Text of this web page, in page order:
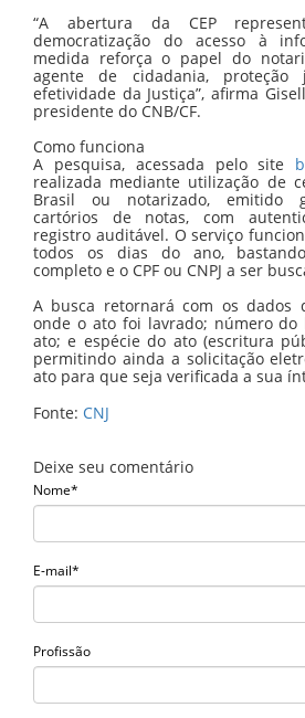
“A abertura da CEP
democratização do acesso à
medida reforça o papel do
agente de cidadania,
efetividade da Justiça”, afirma
presidente do CNB/CF.
Como funciona
A pesquisa, acessada pelo site
realizada mediante utilização de
Brasil ou notarizado, emitido
cartórios de notas, com
registro auditável. O serviço
todos os dias do ano,
completo e o CPF ou CNPJ a ser
A busca retornará com os dados
onde o ato foi lavrado; número
ato; e espécie do ato (escritura
permitindo ainda a solicitação
ato para que seja verificada a sua
Fonte: CNJ
Deixe seu comentário
Nome*
E-mail*
Profissão